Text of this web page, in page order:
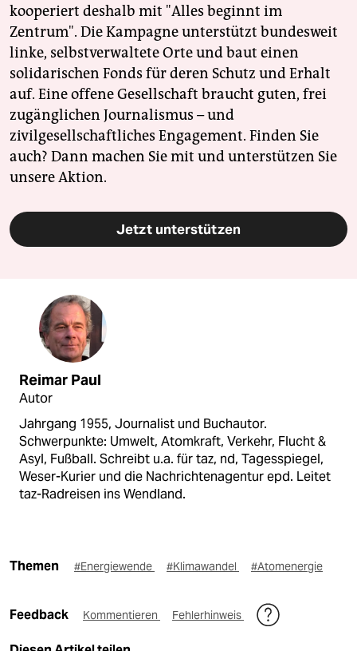
kooperiert deshalb mit "Alles beginnt im
Zentrum". Die Kampagne unterstützt bundesweit
linke, selbstverwaltete Orte und baut einen
solidarischen Fonds für deren Schutz und Erhalt
auf. Eine offene Gesellschaft braucht guten, frei
zugänglichen Journalismus – und
zivilgesellschaftliches Engagement. Finden Sie
auch? Dann machen Sie mit und unterstützen Sie
unsere Aktion.
Jetzt unterstützen
Reimar Paul
Autor
Jahrgang 1955, Journalist und Buchautor.
Schwerpunkte: Umwelt, Atomkraft, Verkehr, Flucht &
Asyl, Fußball. Schreibt u.a. für taz, nd, Tagesspiegel,
Weser-Kurier und die Nachrichtenagentur epd. Leitet
taz-Radreisen ins Wendland.
Themen #Energiewende #Klimawandel #Atomenergie
Feedback Kommentieren Fehlerhinweis